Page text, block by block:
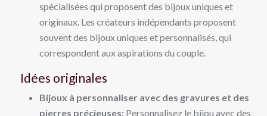
spécialisées qui proposent des bijoux uniques et
originaux. Les créateurs indépendants proposent
souvent des bijoux uniques et personnalisés, qui
correspondent aux aspirations du couple.
Idées originales
Bijoux à personnaliser avec des gravures et des
pierres précieuses: Personnalisez le bijou avec des